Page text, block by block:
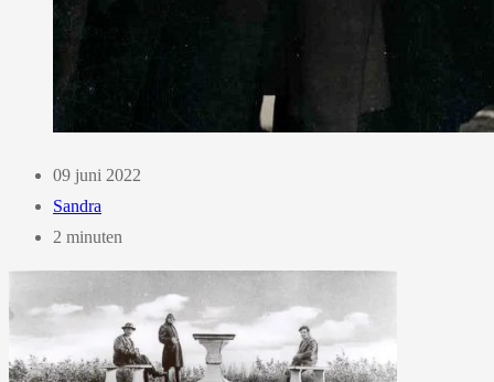
09 juni 2022
Sandra
2 minuten